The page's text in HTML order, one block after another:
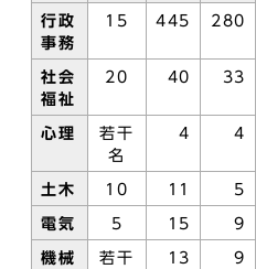
行政
事務
15 445 280
社会
福祉
20 40 33
心理
若干
名
4 4
土木 10 11 5
電気 5 15 9
機械
若干
13 9